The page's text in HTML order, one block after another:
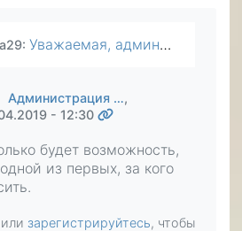
: Уважаемая, администрация сайта! Огромная просьба, если у Вас есть возможность, обратиться к состаятельным людям, то помогите Кругловой Милане, маме Елисея. У малыша есть огромные шансы стать…
Администрация …,
- 12:30
будет возможность,
из первых, за кого
или зарегистрируйтесь, чтобы